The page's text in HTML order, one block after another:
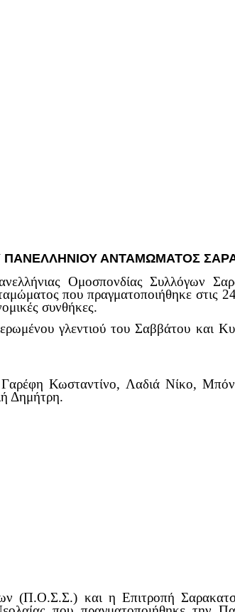
ΑΝΤΑΜΩΜΑΤΟΣ
Ομοσπονδίας Συλλόγων
που πραγματοποιήθηκε στις
συνθήκες.
γλεντιού του Σαββάτου και
Κωσταντίνο, Λαδιά Νίκο,
Δημήτρη.
(Π.Ο.Σ.Σ.) και η Επιτροπή